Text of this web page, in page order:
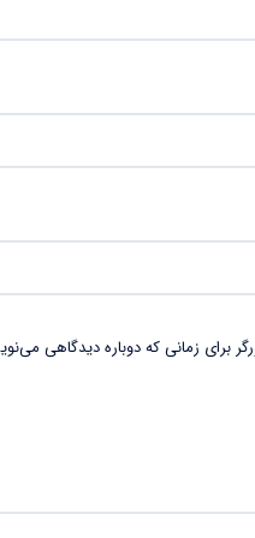
برای زمانی که دوباره دیدگاهی